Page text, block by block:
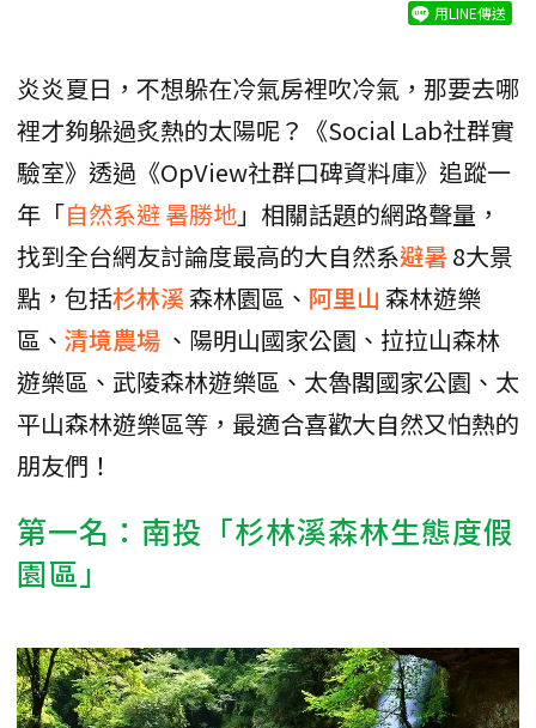
用LINE傳送
炎炎夏日，不想躲在冷氣房裡吹冷氣，那要去哪
裡才夠躲過炙熱的太陽呢？《Social Lab社群實
驗室》透過《OpView社群口碑資料庫》追蹤一
年「自然系避 暑勝地」相關話題的網路聲量，
找到全台網友討論度最高的大自然系避暑 8大景
點，包括杉林溪森林園區、 阿里山 森林遊樂
區、 清境農場 、陽明山國家公園、拉拉山森林
遊樂區、武陵森林遊樂區、太魯閣國家公園、太
平山森林遊樂區等，最適合喜歡大自然又怕熱的
朋友們！
第一名：南投「杉林溪森林生態度假
園區」